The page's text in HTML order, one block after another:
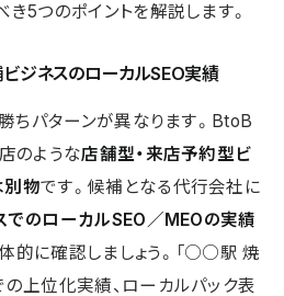
き5つのポイントを解説します。
ビジネスのローカルSEO実績
ちパターンが異なります。BtoB
のような店舗型・来店予約型ビ
別物です。候補となる代行会社に
でのローカルSEO／MEOの実績
的に確認しましょう。「○○駅 焼
の上位化実績、ローカルパック表